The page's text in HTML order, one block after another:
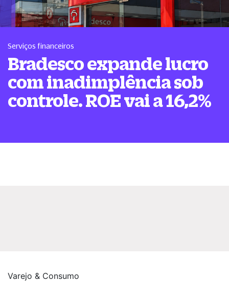
Serviços financeiros
Bradesco expande lucro
com inadimplência sob
controle. ROE vai a 16,2%
Varejo & Consumo